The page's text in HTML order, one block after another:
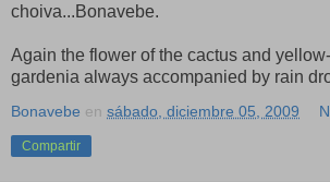
choiva...Bonavebe.
Again the flower of the cactus and
gardenia always accompanied by rain
Bonavebe en sábado, diciembre 05, 2009
Compartir